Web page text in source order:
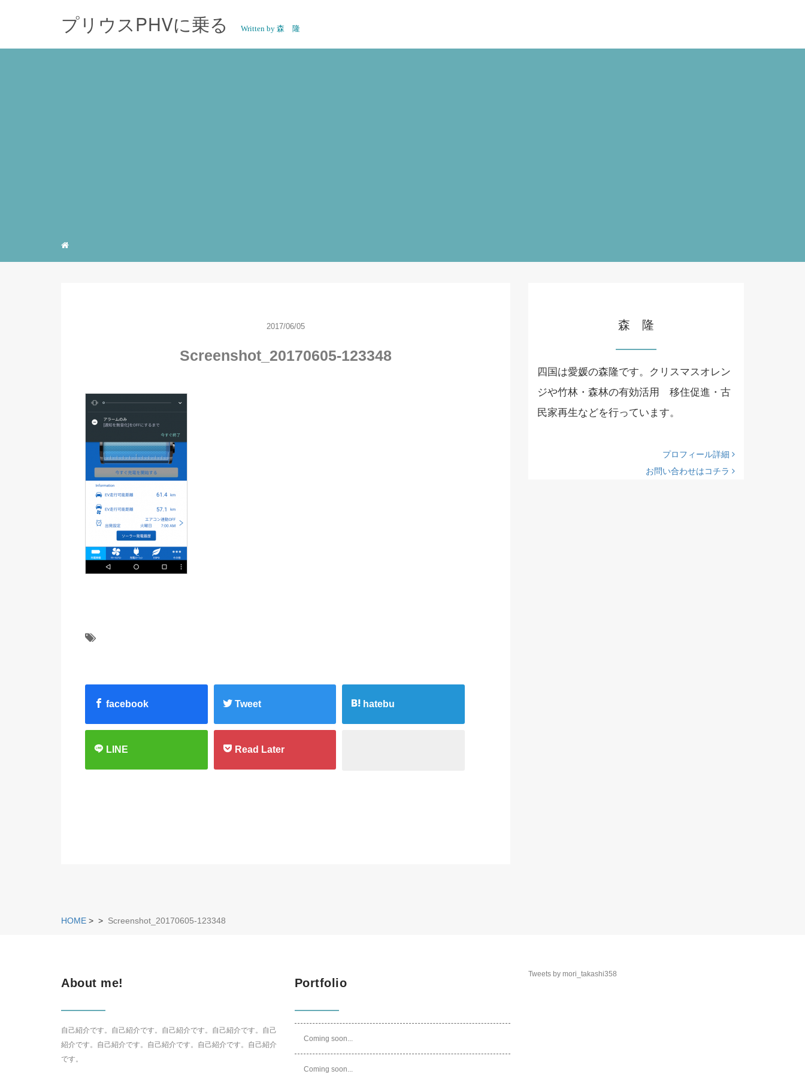
プリウスPHVに乗る Written by 森 隆
2017/06/05
Screenshot_20170605-123348
facebook Tweet hatebu
LINE Read Later
森 隆
四国は愛媛の森隆です。クリスマスオレン
ジや竹林・森林の有効活用 移住促進・古
民家再生などを行っています。
プロフィール詳細
お問い合わせはコチラ
HOME > > Screenshot_20170605-123348
About me!
自己紹介です。自己紹介です。自己紹介です。自己紹介です。自己
紹介です。自己紹介です。自己紹介です。自己紹介です。自己紹介
です。
Portfolio
Coming soon...
Coming soon...
Tweets by mori_takashi358